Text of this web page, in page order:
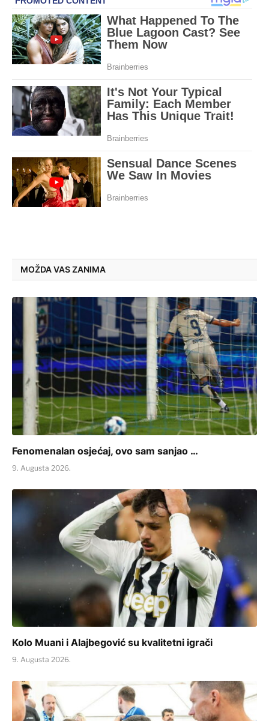
MOŽDA VAS ZANIMA
Fenomenalan osjećaj, ovo sam sanjao …
9. Augusta 2026.
Kolo Muani i Alajbegović su kvalitetni igrači
9. Augusta 2026.